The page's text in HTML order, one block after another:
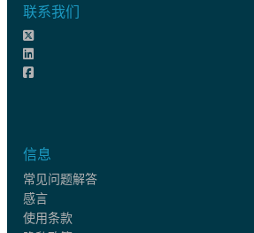
联系我们
信息
常见问题解答
感言
使用条款